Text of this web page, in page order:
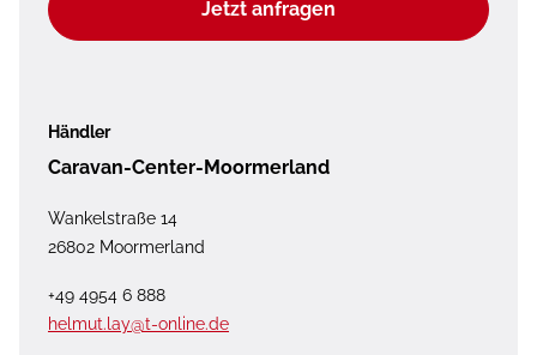
Jetzt anfragen
Händler
Caravan-Center-Moormerland
Wankelstraße 14
26802 Moormerland
+49 4954 6 888
helmut.lay@t-online.de